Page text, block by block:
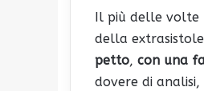
Il più delle volte
della
petto, con una
dovere di